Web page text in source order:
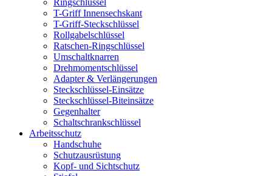
Ringschlüssel
T-Griff Innensechskant
T-Griff-Steckschlüssel
Rollgabelschlüssel
Ratschen-Ringschlüssel
Umschaltknarren
Drehmomentschlüssel
Adapter & Verlängerungen
Steckschlüssel-Einsätze
Steckschlüssel-Biteinsätze
Gegenhalter
Schaltschrankschlüssel
Arbeitsschutz
Handschuhe
Schutzausrüstung
Kopf- und Sichtschutz